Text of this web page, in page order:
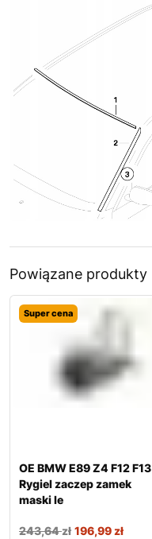
Powiązane produkty
Super cena
OE BMW E89 Z4 F12 F13
Rygiel zaczep zamek
maski le
243,64zł 196,99zł